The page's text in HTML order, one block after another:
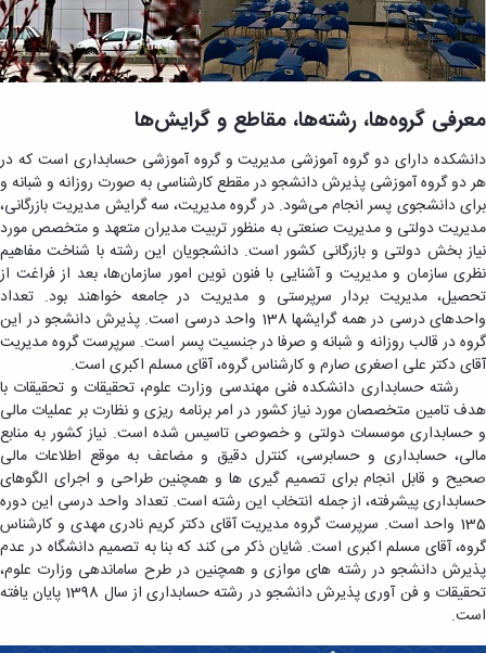
معرفی گروه‌ها، رشته‌ها، مقاطع و گرایش‌ها
دانشکده دارای دو گروه آموزشی مدیریت و گروه آموزشی حسابداری است که در
هر دو گروه آموزشی پذیرش دانشجو در مقطع کارشناسی به صورت روزانه و شبانه و
برای دانشجوی پسر انجام می‌شود. در گروه مدیریت، سه گرایش مدیریت بازرگانی،
مدیریت دولتی و مدیریت صنعتی به منظور تربیت مدیران متعهد و متخصص مورد
نیاز بخش دولتی و بازرگانی کشور است. دانشجویان این رشته با شناخت مفاهیم
نظری سازمان و مدیریت و آشنایی با فنون نوین امور سازمان‌ها، بعد از فراغت از
تحصیل، مدیریت بردار سرپرستی و مدیریت در جامعه خواهند بود. تعداد
واحدهای درسی در همه گرایشها 138 واحد درسی است. پذیرش دانشجو در این
گروه در قالب روزانه و شبانه و صرفا در جنسیت پسر است. سرپرست گروه مدیریت
آقای دکتر علی اصغری صارم و کارشناس گروه، آقای مسلم اکبری است.
رشته حسابداری دانشکده فنی مهندسی وزارت علوم، تحقیقات و تحقیقات با
هدف تامین متخصصان مورد نیاز کشور در امر برنامه ریزی و نظارت بر عملیات مالی
و حسابداری موسسات دولتی و خصوصی تاسیس شده است. نیاز کشور به منابع
مالی، حسابداری و حسابرسی، کنترل دقیق و مضاعف به موقع اطلاعات مالی
صحیح و قابل انجام برای تصمیم گیری ها و همچنین طراحی و اجرای الگوهای
حسابداری پیشرفته، از جمله انتخاب این رشته است. تعداد واحد درسی این دوره
135 واحد است. سرپرست گروه مدیریت آقای دکتر کریم نادری مهدی و کارشناس
گروه، آقای مسلم اکبری است. شایان ذکر می کند که بنا به تصمیم دانشگاه در عدم
پذیرش دانشجو در رشته های موازی و همچنین در طرح ساماندهی وزارت علوم،
تحقیقات و فن آوری پذیرش دانشجو در رشته حسابداری از سال 1398 پایان یافته
است.